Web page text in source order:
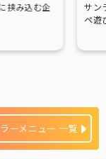
挟み込む企
サン
ペ遊
ーメニュー 一覧